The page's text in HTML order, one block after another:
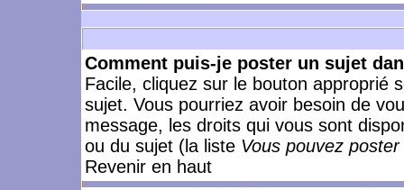
Comment puis-je poster un sujet
Facile, cliquez sur le bouton approprié
sujet. Vous pourriez avoir besoin de
message, les droits qui vous sont
ou du sujet (la liste Vous pouvez
Revenir en haut